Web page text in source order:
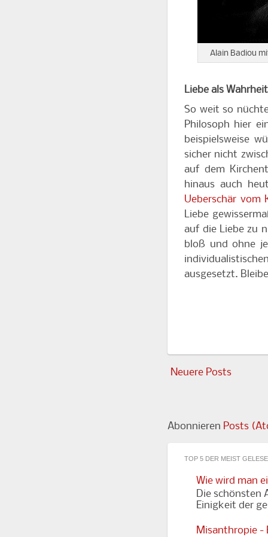
Alain Badiou
Liebe als
So weit so
Philosoph hier
beispielsweise
sicher nicht
auf dem
hinaus auch
Ueberschär vom
Liebe
auf die Liebe zu
bloß und ohne
ausgesetzt.
Neuere Posts
Abonnieren Posts
TOP 5 DER MEIST
Wie wird man
Die schönsten
Einigkeit der
Misanthropie -